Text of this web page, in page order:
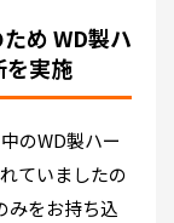
め WD製ハ
を実施
のWD製ハー
ていましたの
みをお持ち込